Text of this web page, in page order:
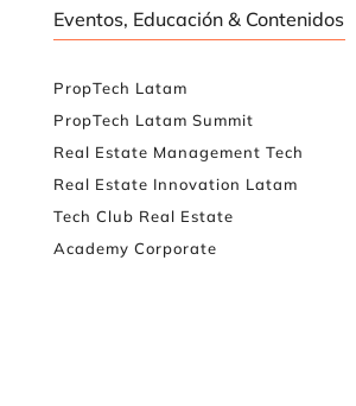
Eventos, Educación & Contenidos
PropTech Latam
PropTech Latam Summit
Real Estate Management Tech
Real Estate Innovation Latam
Tech Club Real Estate
Academy Corporate